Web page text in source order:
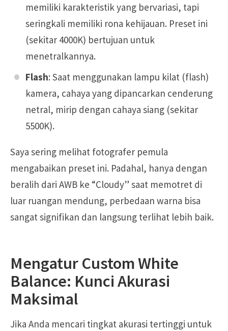
memiliki karakteristik yang bervariasi, tapi
seringkali memiliki rona kehijauan. Preset ini
(sekitar 4000K) bertujuan untuk
menetralkannya.
Flash: Saat menggunakan lampu kilat (flash)
kamera, cahaya yang dipancarkan cenderung
netral, mirip dengan cahaya siang (sekitar
5500K).
Saya sering melihat fotografer pemula
mengabaikan preset ini. Padahal, hanya dengan
beralih dari AWB ke “Cloudy” saat memotret di
luar ruangan mendung, perbedaan warna bisa
sangat signifikan dan langsung terlihat lebih baik.
Mengatur Custom White
Balance: Kunci Akurasi
Maksimal
Jika Anda mencari tingkat akurasi tertinggi untuk